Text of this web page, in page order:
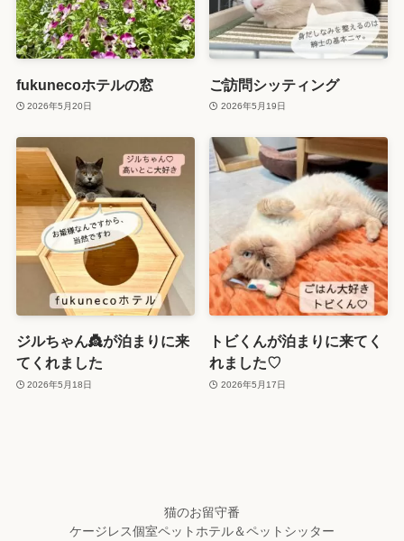
fukunecoホテルの窓
2026年5月20日
ご訪問シッティング
2026年5月19日
ジルちゃん👸が泊まりに来
てくれました
2026年5月18日
トビくんが泊まりに来てく
れました♡
2026年5月17日
猫のお留守番
ケージレス個室ペットホテル＆ペットシッター